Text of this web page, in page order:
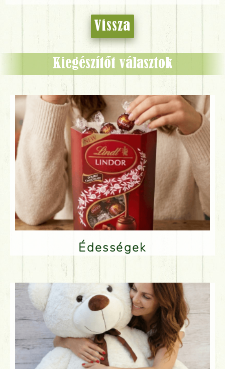
Vissza
Kiegészítőt választok
Édességek